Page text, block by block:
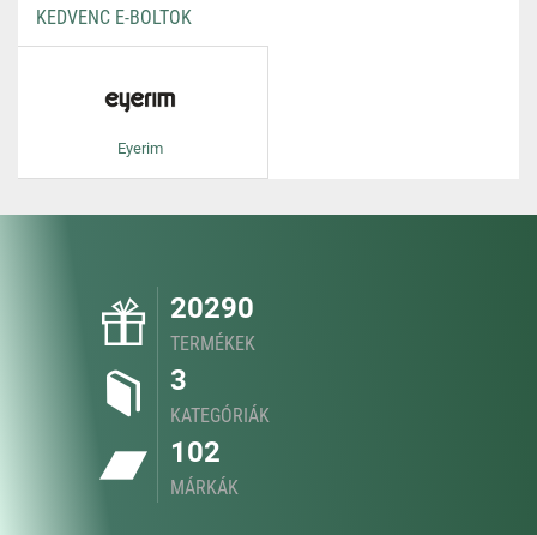
KEDVENC E-BOLTOK
Eyerim
20290
TERMÉKEK
3
KATEGÓRIÁK
102
MÁRKÁK